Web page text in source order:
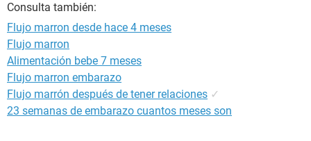
Consulta también:
Flujo marron desde hace 4 meses
Flujo marron
Alimentación bebe 7 meses
Flujo marron embarazo
Flujo marrón después de tener relaciones ✓
23 semanas de embarazo cuantos meses son